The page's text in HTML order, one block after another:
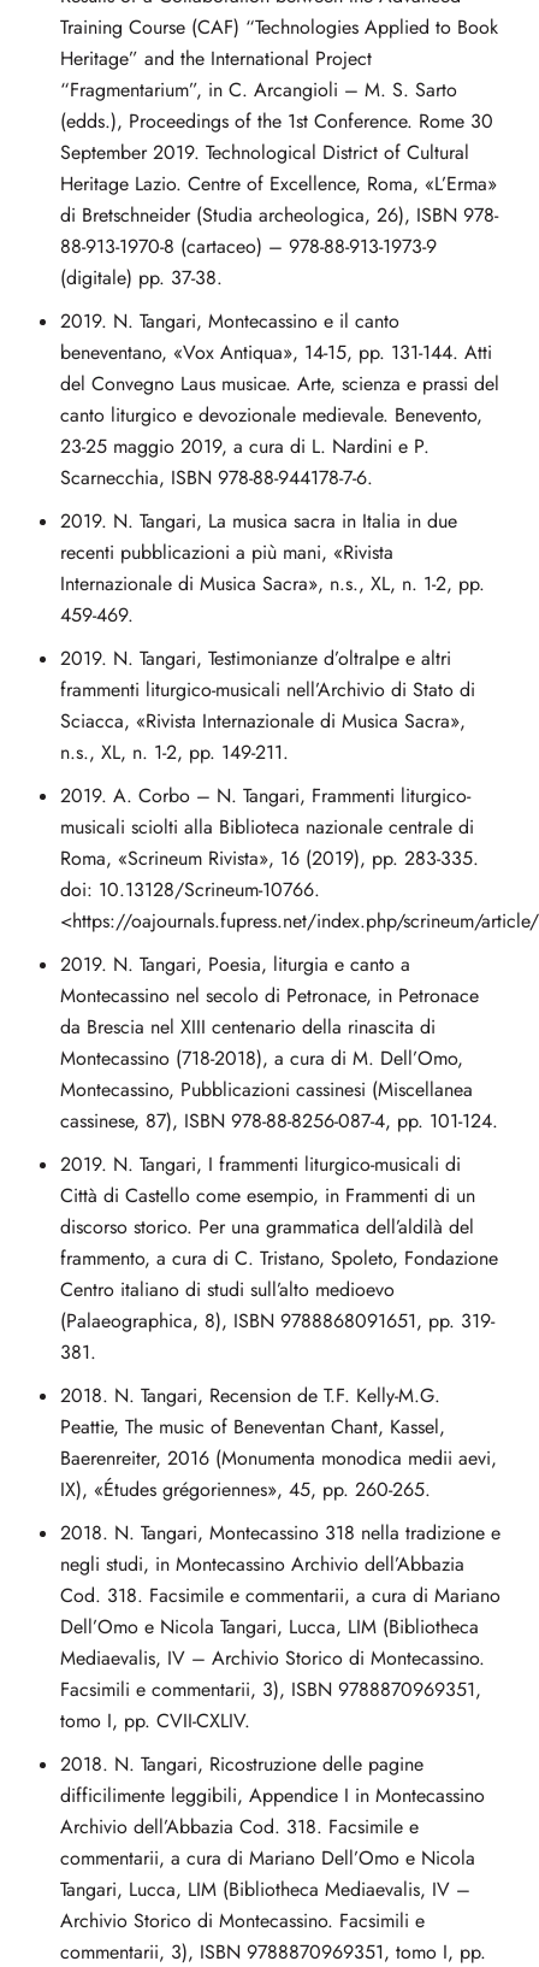
Training Course (CAF) “Technologies Applied to Book
Heritage” and the International Project
“Fragmentarium”, in C. Arcangioli – M. S. Sarto
(edds.), Proceedings of the 1st Conference. Rome 30
September 2019. Technological District of Cultural
Heritage Lazio. Centre of Excellence, Roma, «L’Erma»
di Bretschneider (Studia archeologica, 26), ISBN 978-
88-913-1970-8 (cartaceo) – 978-88-913-1973-9
(digitale) pp. 37-38.
2019. N. Tangari, Montecassino e il canto
beneventano, «Vox Antiqua», 14-15, pp. 131-144. Atti
del Convegno Laus musicae. Arte, scienza e prassi del
canto liturgico e devozionale medievale. Benevento,
23-25 maggio 2019, a cura di L. Nardini e P.
Scarnecchia, ISBN 978-88-944178-7-6.
2019. N. Tangari, La musica sacra in Italia in due
recenti pubblicazioni a più mani, «Rivista
Internazionale di Musica Sacra», n.s., XL, n. 1-2, pp.
459-469.
2019. N. Tangari, Testimonianze d’oltralpe e altri
frammenti liturgico-musicali nell’Archivio di Stato di
Sciacca, «Rivista Internazionale di Musica Sacra»,
n.s., XL, n. 1-2, pp. 149-211.
2019. A. Corbo – N. Tangari, Frammenti liturgico-
musicali sciolti alla Biblioteca nazionale centrale di
Roma, «Scrineum Rivista», 16 (2019), pp. 283-335.
doi: 10.13128/Scrineum-10766.
<https://oajournals.fupress.net/index.php/scrineum/
2019. N. Tangari, Poesia, liturgia e canto a
Montecassino nel secolo di Petronace, in Petronace
da Brescia nel XIII centenario della rinascita di
Montecassino (718-2018), a cura di M. Dell’Omo,
Montecassino, Pubblicazioni cassinesi (Miscellanea
cassinese, 87), ISBN 978-88-8256-087-4, pp. 101-124.
2019. N. Tangari, I frammenti liturgico-musicali di
Città di Castello come esempio, in Frammenti di un
discorso storico. Per una grammatica dell’aldilà del
frammento, a cura di C. Tristano, Spoleto, Fondazione
Centro italiano di studi sull’alto medioevo
(Palaeographica, 8), ISBN 9788868091651, pp. 319-
381.
2018. N. Tangari, Recension de T.F. Kelly-M.G.
Peattie, The music of Beneventan Chant, Kassel,
Baerenreiter, 2016 (Monumenta monodica medii aevi,
IX), «Études grégoriennes», 45, pp. 260-265.
2018. N. Tangari, Montecassino 318 nella tradizione e
negli studi, in Montecassino Archivio dell’Abbazia
Cod. 318. Facsimile e commentarii, a cura di Mariano
Dell’Omo e Nicola Tangari, Lucca, LIM (Bibliotheca
Mediaevalis, IV – Archivio Storico di Montecassino.
Facsimili e commentarii, 3), ISBN 9788870969351,
tomo I, pp. CVII-CXLIV.
2018. N. Tangari, Ricostruzione delle pagine
difficilimente leggibili, Appendice I in Montecassino
Archivio dell’Abbazia Cod. 318. Facsimile e
commentarii, a cura di Mariano Dell’Omo e Nicola
Tangari, Lucca, LIM (Bibliotheca Mediaevalis, IV –
Archivio Storico di Montecassino. Facsimili e
commentarii, 3), ISBN 9788870969351, tomo I, pp.